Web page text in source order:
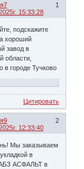
1
7
15:33:28
подскажите
хороший
завод в
области,
в городе Тучково
Цитировать
2
9
12:33:40
Мы заказываем
в
АСФАЛЬТ в